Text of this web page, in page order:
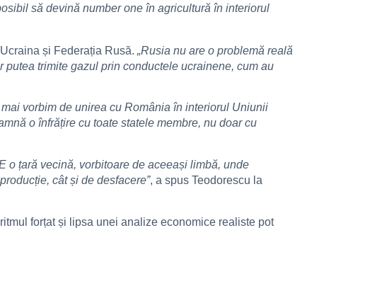
să devină number one în agricultură în interiorul
și Federația Rusă. „Rusia nu are o problemă reală
trimite gazul prin conductele ucrainene, cum au
mai vorbim de unirea cu România în interiorul Uniunii
o înfrățire cu toate statele membre, nu doar cu
o țară vecină, vorbitoare de aceeași limbă, unde
cât și de desfacere”, a spus Teodorescu la
forțat și lipsa unei analize economice realiste pot